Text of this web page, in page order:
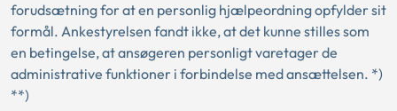
forudsætning for at en personlig hjælpeordning opfylder sit
formål. Ankestyrelsen fandt ikke, at det kunne stilles som
en betingelse, at ansøgeren personligt varetager de
administrative funktioner i forbindelse med ansættelsen. *)
**)